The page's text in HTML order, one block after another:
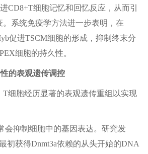
CD8+T细胞记忆和回忆反应，从而引
。系统免疫学方法进一步表明，在
促进TSCM细胞的形成，抑制终末分
细胞的持久性。
的表观遗传调控
T细胞经历显著的表观遗传重组以实现
会抑制细胞中的基因表达。研究发
初获得Dnmt3a依赖的从头开始的DNA